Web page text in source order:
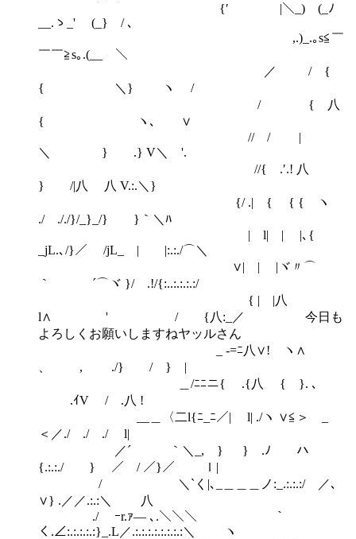
{′ |＼_) (_ﾉ
__.ゝ_' (_} / ､
,.)_.｡s≦￣
￣￣≧s｡.(__ ＼
／ / {
{ ＼} ヽ /
/ { 八
{ ヽ､ ∨
// / |
＼ } .} V＼ '.
//{ .′.! 八
} /|八 八 V.:.＼}
{/ .| { { { ヽ
./ ././}/_}_/} }｀＼ﾊ
| l| | |､{
_jL.､/}／ /jL_ | |:.:./⌒＼
∨| | |ヾ〃⌒
｀ ´⌒ヾ }/ .!/{:..:.:.:.:/
{ | |八
l∧ ' / {八:_／ 今日も
よろしくお願いしますねヤッルさん
_ -=ﾆ八∨! ヽ∧
、 , ./} / } |
＿/ﾆﾆニ{ .{八 { }. ､
.ｲV / .八 !
__＿〈二l{ﾆ_ﾆ／| l| ./ヽ ∨≦＞ _
＜／./ ./ ./ l|
／´ ｀＼_, } } .ﾉ ハ
{.:.:./ } ／ / ／}／ ｌ|
/ ＼`く|､_＿＿＿ノ:_.:.:.:/ ／､
∨} .／／.:.:＼ 八
./ ｰr.ｧ― ､.＼＼＼ ｀
く.∠:.:.:.:.:}_.L／.:.:.:.:.:.:.:.:＼ ヽ